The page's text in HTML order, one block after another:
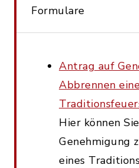
Formulare
Antrag auf
Abbrennen
Hier können
Genehmigung
eines